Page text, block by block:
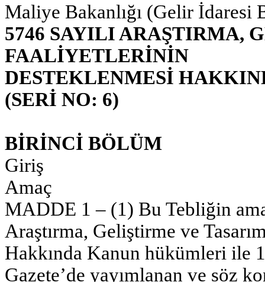
Maliye Bakanlığı (Gelir İdaresi
5746 SAYILI ARAŞTIRMA,
FAALİYETLERİNİN
DESTEKLENMESİ
(SERİ NO: 6)
BİRİNCİ BÖLÜM
Giriş
Amaç
MADDE 1 – (1) Bu Tebliğin
Araştırma, Geliştirme ve
Hakkında Kanun hükümleri ile
Gazete’de yayımlanan ve söz